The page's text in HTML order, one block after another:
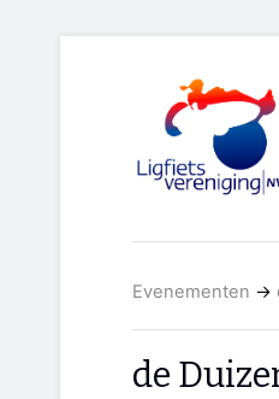
Evenementen →
de